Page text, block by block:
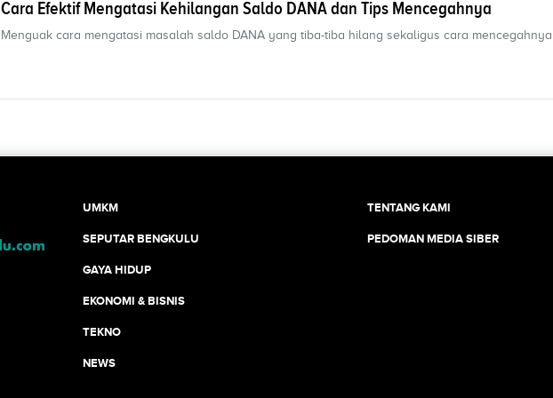
Cara Efektif Mengatasi Kehilangan Saldo DANA dan Tips Mencegahnya
Menguak cara mengatasi masalah saldo DANA yang tiba-tiba hilang sekaligus cara
UMKM
SEPUTAR BENGKULU
GAYA HIDUP
EKONOMI & BISNIS
TEKNO
NEWS
TENTANG KAMI
PEDOMAN MEDIA SIBER